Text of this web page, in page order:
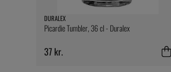
DURALEX
Picardie Tumbler, 36 cl - Duralex
37 kr.